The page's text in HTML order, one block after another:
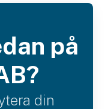
på
din